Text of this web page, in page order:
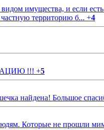
имущества, и если
территорию б... +4
!!! +5
найдена! Большое
Которые не прошли